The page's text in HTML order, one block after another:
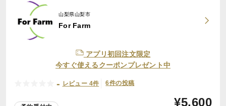
山梨県山梨市
For Farm
アプリ初回注文限定
今すぐ使えるクーポンプレゼント中
- レビュー 4件 6件の投稿
¥5,600